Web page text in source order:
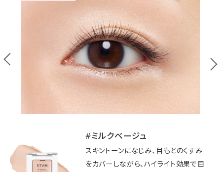
#ミルクベージュ
スキントーンになじみ、目もとのくすみ
をカバーしながら、ハイライト効果で目
#チャイベージュ
目もとコンシーラーのようにくすみを
補正し、立体感と奥行きを演出した印